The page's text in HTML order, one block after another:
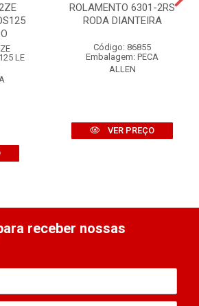
LE
ROLAMENTO 6301-2RS
RODA DIANTEIRA
Código: 86855
Embalagem: PECA
ALLEN
VER PREÇO
receber nossas